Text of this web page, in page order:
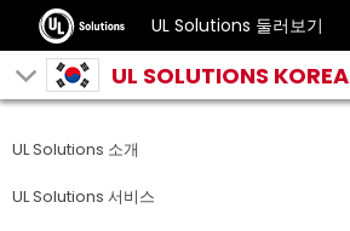
UL Solutions 둘러보기
UL SOLUTIONS KOREA
UL Solutions 소개
UL Solutions 서비스